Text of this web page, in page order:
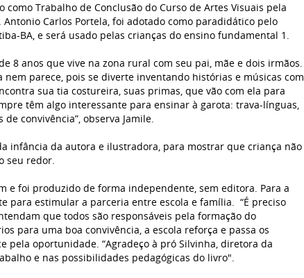
Trabalho de Conclusão do Curso de Artes Visuais pela
Carlos Portela, foi adotado como paradidático pelo
BA, e será usado pelas crianças do ensino fundamental 1.
8 anos que vive na zona rural com seu pai, mãe e dois irmãos.
nem parece, pois se diverte inventando histórias e músicas com
sua tia costureira, suas primas, que vão com ela para
têm algo interessante para ensinar à garota: trava-línguas,
convivência”, observa Jamile.
infância da autora e ilustradora, para mostrar que criança não
seu redor.
e foi produzido de forma independente, sem editora. Para a
para estimular a parceria entre escola e família. “É preciso
que todos são responsáveis pela formação do
para uma boa convivência, a escola reforça e passa os
pela oportunidade. “Agradeço à pró Silvinha, diretora da
e nas possibilidades pedagógicas do livro".